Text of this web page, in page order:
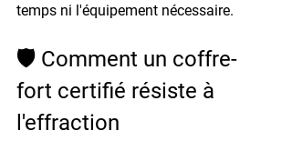
temps ni l'équipement nécessaire.
🛡️ Comment un coffre-
fort certifié résiste à
l'effraction